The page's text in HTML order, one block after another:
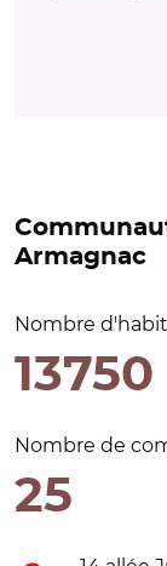
Armagnac
Nombre
13750
Nombre de
25